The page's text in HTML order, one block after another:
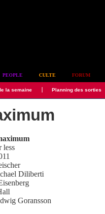
PEOPLE CULTE FORUM
la semaine Planning des sorties
less
Diliberti
Goransson